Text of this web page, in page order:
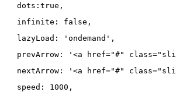
dots:true,
infinite: false,
lazyLoad: 'ondemand',
prevArrow: '<a href="#"
nextArrow: '<a href="#"
speed: 1000,